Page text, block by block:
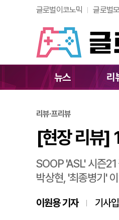
글로벌이코노믹 글로벌
뉴스 리
리뷰·프리뷰
[현장 리뷰]
SOOP 'ASL' 시즌
박상현, '최종병기'
이원용 기자 기사